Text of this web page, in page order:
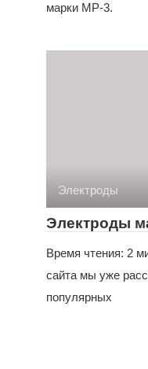
марки МР-3.
Электроды
Электроды
Время чтения: 2
сайта мы уже
популярных